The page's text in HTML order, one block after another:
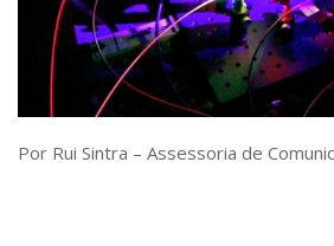
Por Rui Sintra – Assessoria de